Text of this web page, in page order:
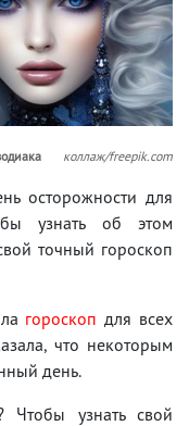
коллаж/freepik.com
осторожности для
узнать об этом
точный гороскоп
гороскоп для всех
что некоторым
день.
Чтобы узнать свой